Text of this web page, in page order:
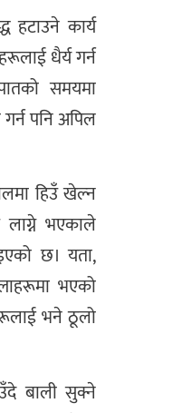
हटाउने कार्य
धैर्य गर्न
समयमा
पनि अपिल
हिउँ खेल्न
भएकाले
छ। यता,
भएको
भने ठूलो
बाली सुक्ने